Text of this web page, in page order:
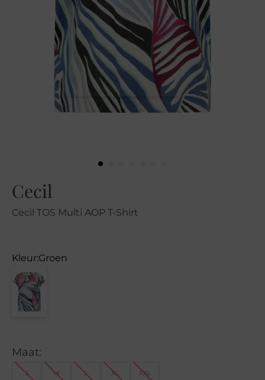
Cecil
Cecil TOS Multi AOP T-Shirt
Kleur:Groen
Maat:
S M L XL XXL